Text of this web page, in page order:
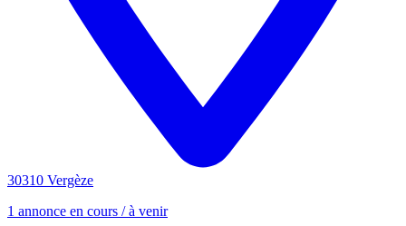
30310 Vergèze
1 annonce en cours / à venir